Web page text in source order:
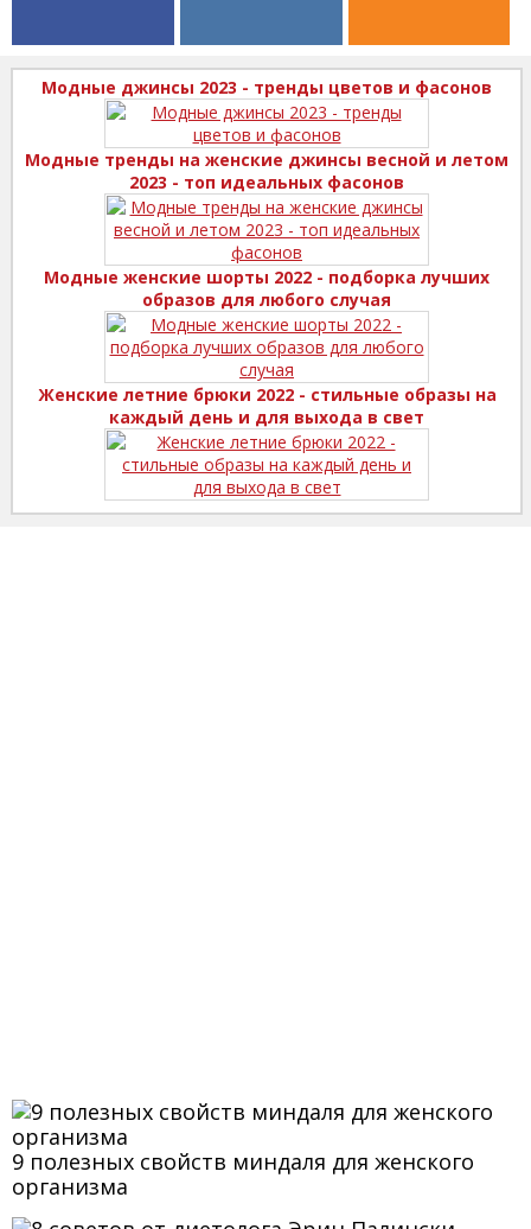
Модные джинсы 2023 - тренды цветов и фасонов
Модные тренды на женские джинсы весной и летом
2023 - топ идеальных фасонов
Модные женские шорты 2022 - подборка лучших
образов для любого случая
Женские летние брюки 2022 - стильные образы на
каждый день и для выхода в свет
9 полезных свойств миндаля для женского
организма